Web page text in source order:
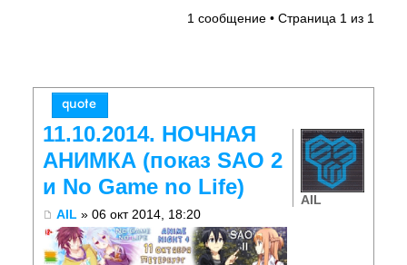
1 сообщение • Страница 1из 1
11.10.2014. НОЧНАЯ
АНИМКА (показ SAO 2
и No Game no Life)
AIL » 06 окт 2014, 18:20
AIL